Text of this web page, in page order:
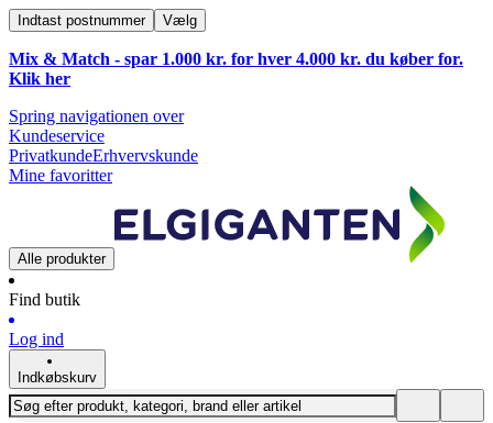
Indtast postnummer Vælg
Mix & Match - spar 1.000 kr. for hver 4.000 kr. du køber for.
Klik her
Spring navigationen over
Kundeservice
PrivatkundeErhvervskunde
Mine favoritter
Alle produkter
Find butik
Log ind
Indkøbskurv